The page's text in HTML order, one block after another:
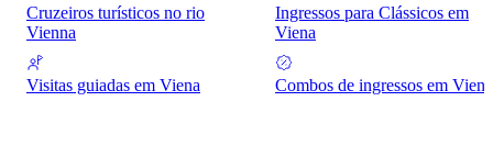
Cruzeiros turísticos no rio
Vienna
Ingressos para Clássicos em
Viena
Visitas guiadas em Viena Combos de ingressos em Viena